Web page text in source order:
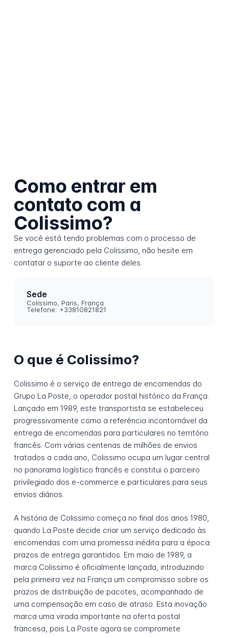
Como entrar em
contato com a
Colissimo?
Se você está tendo problemas com o processo de
entrega gerenciado pela Colissimo, não hesite em
contatar o suporte ao cliente deles.
Sede
Colissimo, Paris, França
Telefone: +33810821821
O que é Colissimo?
Colissimo é o serviço de entrega de encomendas do
Grupo La Poste, o operador postal histórico da França.
Lançado em 1989, este transportista se estabeleceu
progressivamente como a referência incontornável da
entrega de encomendas para particulares no território
francês. Com várias centenas de milhões de envios
tratados a cada ano, Colissimo ocupa um lugar central
no panorama logístico francês e constitui o parceiro
privilegiado dos e-commerce e particulares para seus
envios diários.
A história de Colissimo começa no final dos anos 1980,
quando La Poste decide criar um serviço dedicado às
encomendas com uma promessa inédita para a época:
prazos de entrega garantidos. Em maio de 1989, a
marca Colissimo é oficialmente lançada, introduzindo
pela primeira vez na França um compromisso sobre os
prazos de distribuição de pacotes, acompanhado de
uma compensação em caso de atraso. Esta inovação
marca uma virada importante na oferta postal
francesa, pois La Poste agora se compromete